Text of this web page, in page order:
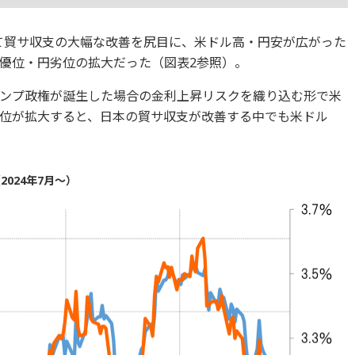
サ収支の大幅な改善を尻目に、米ドル高・円安が広がった
・円劣位の拡大だった（図表2参照）。
プ政権が誕生した場合の金利上昇リスクを織り込む形で米
が拡大すると、日本の貿サ収支が改善する中でも米ドル
年7月～）